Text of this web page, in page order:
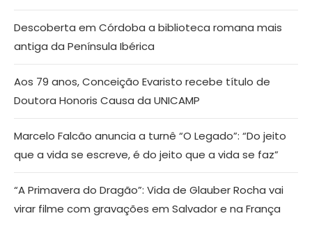
Descoberta em Córdoba a biblioteca romana mais
antiga da Península Ibérica
Aos 79 anos, Conceição Evaristo recebe título de
Doutora Honoris Causa da UNICAMP
Marcelo Falcão anuncia a turnê “O Legado”: “Do jeito
que a vida se escreve, é do jeito que a vida se faz”
“A Primavera do Dragão”: Vida de Glauber Rocha vai
virar filme com gravações em Salvador e na França